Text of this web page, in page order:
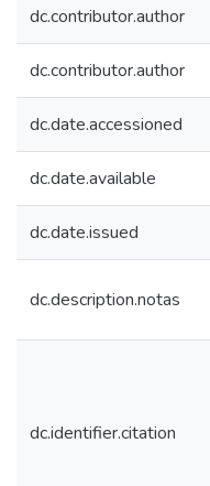
dc.contributor.author
dc.contributor.author
dc.date.accessioned
dc.date.available
dc.date.issued
dc.description.notas
dc.identifier.citation